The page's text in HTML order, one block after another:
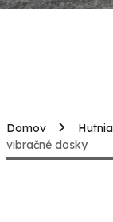
Domov
vibračné dosky